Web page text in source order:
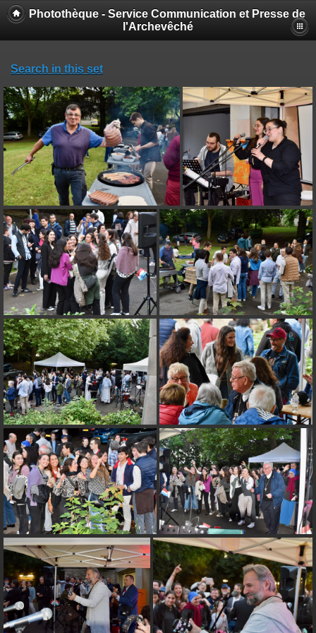
Photothèque - Service Communication et Presse de
l'Archevêché
Search in this set